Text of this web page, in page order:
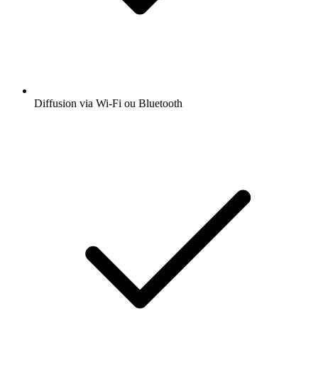
Diffusion via Wi-Fi ou Bluetooth